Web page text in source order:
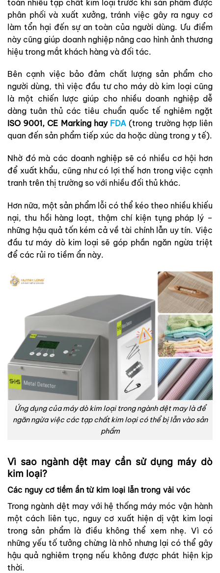
toàn nhiều tạp chất kim loại trước khi sản phẩm được
phân phối và xuất xưởng, tránh việc gây ra nguy cơ
làm tổn hại đến sự an toàn của người dùng. Ưu điểm
này cũng giúp doanh nghiệp nâng cao hình ảnh thương
hiệu trong mắt khách hàng và đối tác.
Bên cạnh việc bảo đảm chất lượng sản phẩm cho
người dùng, thì việc đầu tư cho máy dò kim loại cũng
là một chiến lược giúp cho nhiều doanh nghiệp dễ
dàng tuân thủ các tiêu chuẩn quốc tế nghiêm ngặt
ISO 9001, CE Marking hay FDA (trong trường hợp liên
quan đến sản phẩm tiếp xúc da hoặc dùng trong y tế).
Nhờ đó mà các doanh nghiệp sẽ có nhiều cơ hội hơn
để xuất khẩu, cũng như có lợi thế hơn trong việc cạnh
tranh trên thị trường so với nhiều đối thủ khác.
Hơn nữa, một sản phẩm lỗi có thể kéo theo nhiều khiếu
nại, thu hồi hàng loạt, thậm chí kiện tụng pháp lý –
những hậu quả tốn kém cả về tài chính lẫn uy tín. Việc
đầu tư máy dò kim loại sẽ góp phần ngăn ngừa triệt
để các rủi ro tiềm ẩn này.
Ứng dụng của máy dò kim loại trong ngành dệt may là để
ngăn ngừa việc các tạp chất kim loại có thể bị lẫn vào sản
phẩm
Vì sao ngành dệt may cần sử dụng máy dò
kim loại?
Các nguy cơ tiềm ẩn từ kim loại lẫn trong vải vóc
Trong ngành dệt may với hệ thống máy móc vận hành
một cách liên tục, nguy cơ xuất hiện dị vật kim loại
trong sản phẩm là điều không thể xem nhẹ. Vì có
những yếu tố tưởng chừng là nhỏ nhưng lại có thể gây
hậu quả nghiêm trọng nếu không được phát hiện kịp
thời.